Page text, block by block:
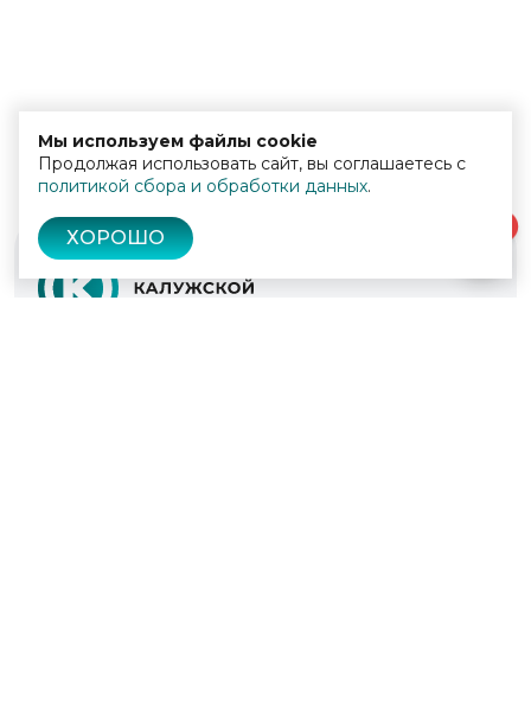
Мы используем файлы cookie
Продолжая использовать сайт, вы соглашаетесь с
политикой сбора и обработки данных.
ХОРОШО